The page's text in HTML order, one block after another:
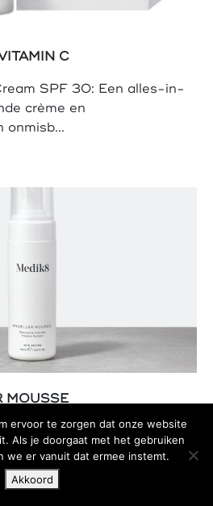
C
SPF 30: Een alles-in-
crème en
onmisb...
MOUSSE
een stap verder door een
te produceren die sneller
ervoor te zorgen dat onze website
Als je doorgaat met het gebruiken
we er vanuit dat ermee instemt.
Akkoord